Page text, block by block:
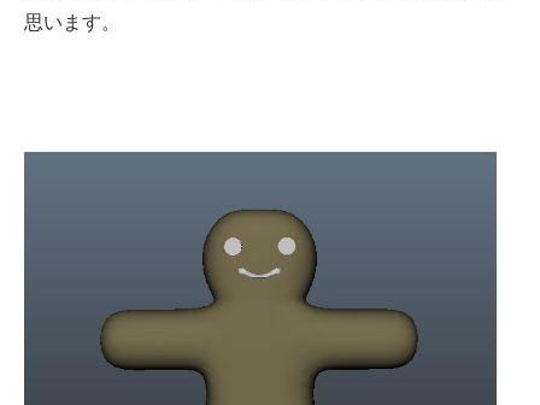
思います。